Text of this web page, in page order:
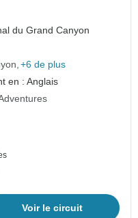
du Grand Canyon
+6 de plus
en : Anglais
Voir le circuit